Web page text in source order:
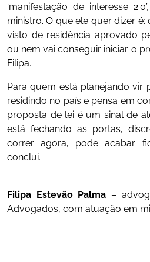
‘manifestação de interesse
ministro. O que ele quer dizer
visto de residência aprovado
ou nem vai conseguir iniciar o
Filipa.
Para quem está planejando vir
residindo no país e pensa em
proposta de lei é um sinal de
está fechando as portas,
correr agora, pode acabar
conclui.
Filipa Estevão Palma –
Advogados, com atuação em